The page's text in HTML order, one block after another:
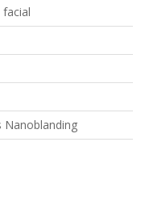
Nanoblanding